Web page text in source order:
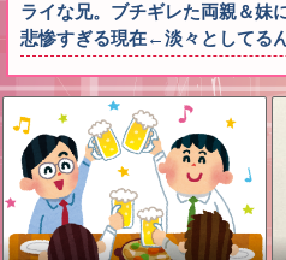
ライな兄。ブチギレた両親＆妹
悲惨すぎる現在←淡々としてる